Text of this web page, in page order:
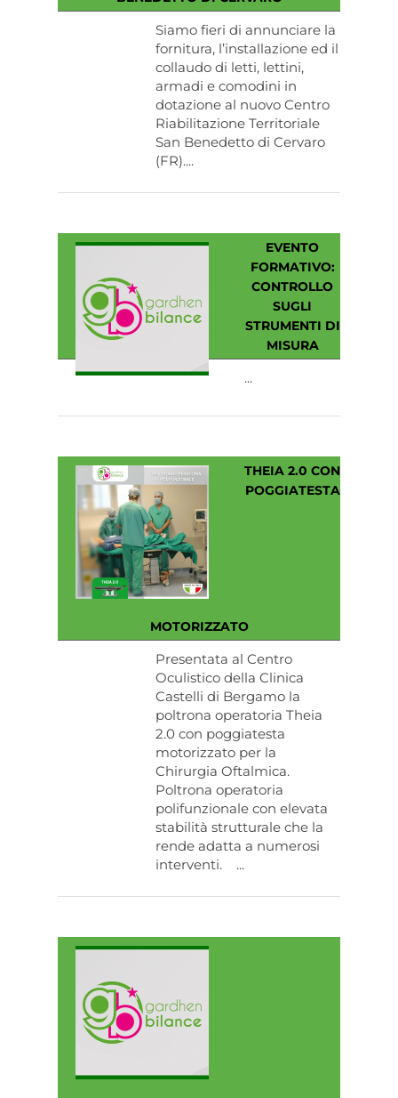
Siamo fieri di annunciare la
fornitura, l’installazione ed il
collaudo di letti, lettini,
armadi e comodini in
dotazione al nuovo Centro
Riabilitazione Territoriale
San Benedetto di Cervaro
(FR)....
EVENTO
FORMATIVO:
CONTROLLO
SUGLI
STRUMENTI DI
MISURA
...
THEIA 2.0 CON
POGGIATESTA
MOTORIZZATO
Presentata al Centro
Oculistico della Clinica
Castelli di Bergamo la
poltrona operatoria Theia
2.0 con poggiatesta
motorizzato per la
Chirurgia Oftalmica.
Poltrona operatoria
polifunzionale con elevata
stabilità strutturale che la
rende adatta a numerosi
interventi. ...